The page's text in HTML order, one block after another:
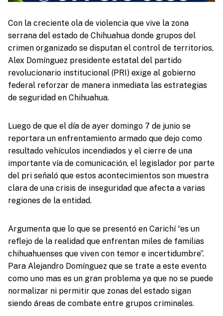
Con la creciente ola de violencia que vive la zona
serrana del estado de Chihuahua donde grupos del
crimen organizado se disputan el control de territorios,
Alex Domínguez presidente estatal del partido
revolucionario institucional (PRI) exige al gobierno
federal reforzar de manera inmediata las estrategias
de seguridad en Chihuahua.
Luego de que el día de ayer domingo 7 de junio se
reportara un enfrentamiento armado que dejo como
resultado vehículos incendiados y el cierre de una
importante vía de comunicación, el legislador por parte
del pri señaló que estos acontecimientos son muestra
clara de una crisis de inseguridad que afecta a varias
regiones de la entidad.
Argumenta que lo que se presentó en Carichí “es un
reflejo de la realidad que enfrentan miles de familias
chihuahuenses que viven con temor e incertidumbre”.
Para Alejandro Domínguez que se trate a este evento
como uno mas es un gran problema ya que no se puede
normalizar ni permitir que zonas del estado sigan
siendo áreas de combate entre grupos criminales.